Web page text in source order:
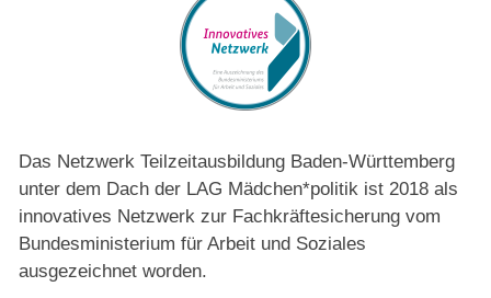
Das Netzwerk Teilzeitausbildung Baden-Württemberg
unter dem Dach der LAG Mädchen*politik ist 2018 als
innovatives Netzwerk zur Fachkräftesicherung vom
Bundesministerium für Arbeit und Soziales
ausgezeichnet worden.